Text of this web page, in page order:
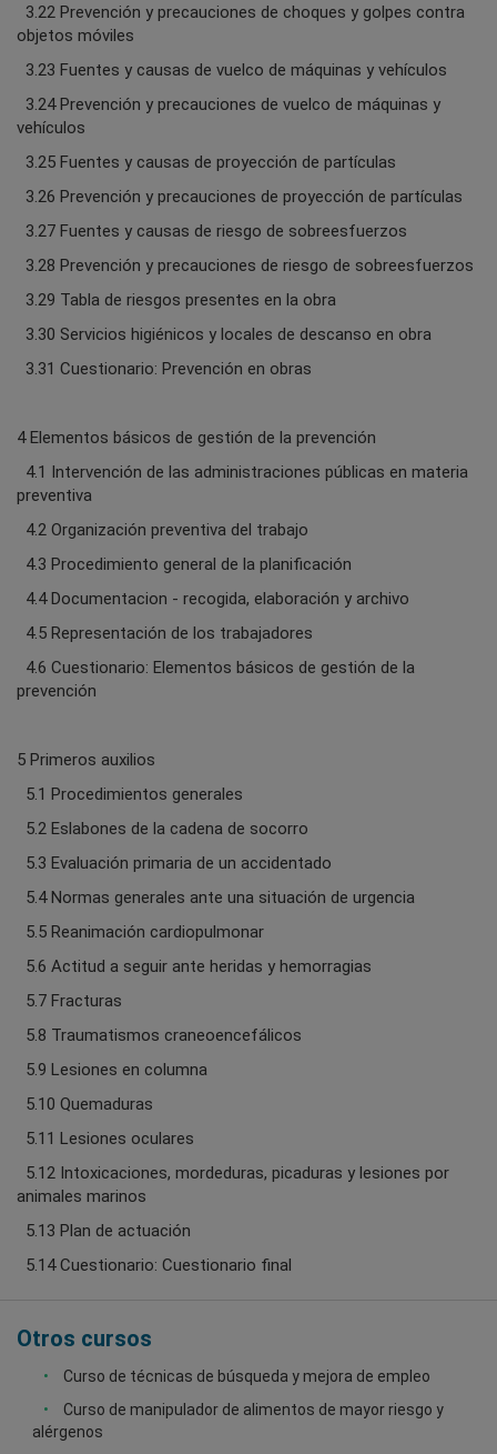
3.22 Prevención y precauciones de choques y golpes contra
objetos móviles
3.23 Fuentes y causas de vuelco de máquinas y vehículos
3.24 Prevención y precauciones de vuelco de máquinas y
vehículos
3.25 Fuentes y causas de proyección de partículas
3.26 Prevención y precauciones de proyección de partículas
3.27 Fuentes y causas de riesgo de sobreesfuerzos
3.28 Prevención y precauciones de riesgo de sobreesfuerzos
3.29 Tabla de riesgos presentes en la obra
3.30 Servicios higiénicos y locales de descanso en obra
3.31 Cuestionario: Prevención en obras
4 Elementos básicos de gestión de la prevención
4.1 Intervención de las administraciones públicas en materia
preventiva
4.2 Organización preventiva del trabajo
4.3 Procedimiento general de la planificación
4.4 Documentacion - recogida, elaboración y archivo
4.5 Representación de los trabajadores
4.6 Cuestionario: Elementos básicos de gestión de la
prevención
5 Primeros auxilios
5.1 Procedimientos generales
5.2 Eslabones de la cadena de socorro
5.3 Evaluación primaria de un accidentado
5.4 Normas generales ante una situación de urgencia
5.5 Reanimación cardiopulmonar
5.6 Actitud a seguir ante heridas y hemorragias
5.7 Fracturas
5.8 Traumatismos craneoencefálicos
5.9 Lesiones en columna
5.10 Quemaduras
5.11 Lesiones oculares
5.12 Intoxicaciones, mordeduras, picaduras y lesiones por
animales marinos
5.13 Plan de actuación
5.14 Cuestionario: Cuestionario final
Otros cursos
Curso de técnicas de búsqueda y mejora de empleo
Curso de manipulador de alimentos de mayor riesgo y
alérgenos